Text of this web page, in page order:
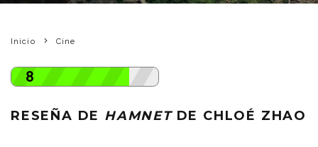
Inicio Cine
8
RESEÑA DE HAMNET DE CHLOÉ ZHAO